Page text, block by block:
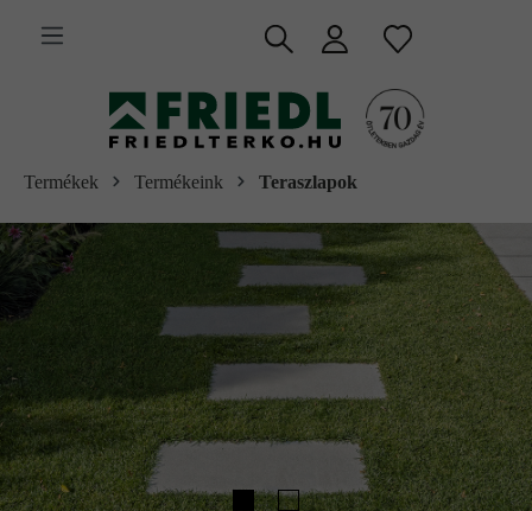
tartalomra
Termékek Termékeink Teraszlapok